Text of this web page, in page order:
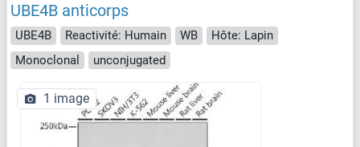
UBE4B anticorps
UBE4B Reactivité: Humain WB
Hôte: Lapin
Monoclonal
unconjugated
1 image